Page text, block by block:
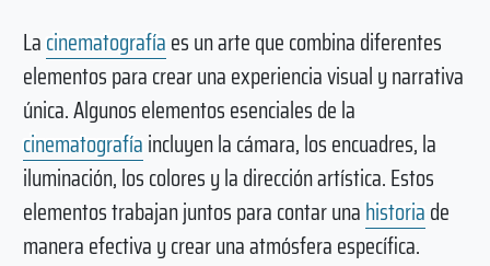
Lacinematografíaes un arte que combina diferentes
elementos para crear una experiencia visual y narrativa
única. Algunos elementos esenciales de la
cinematografíaincluyen la cámara, los encuadres, la
iluminación, los colores y la dirección artística. Estos
elementos trabajan juntos para contar unahistoriade
manera efectiva y crear una atmósfera específica.